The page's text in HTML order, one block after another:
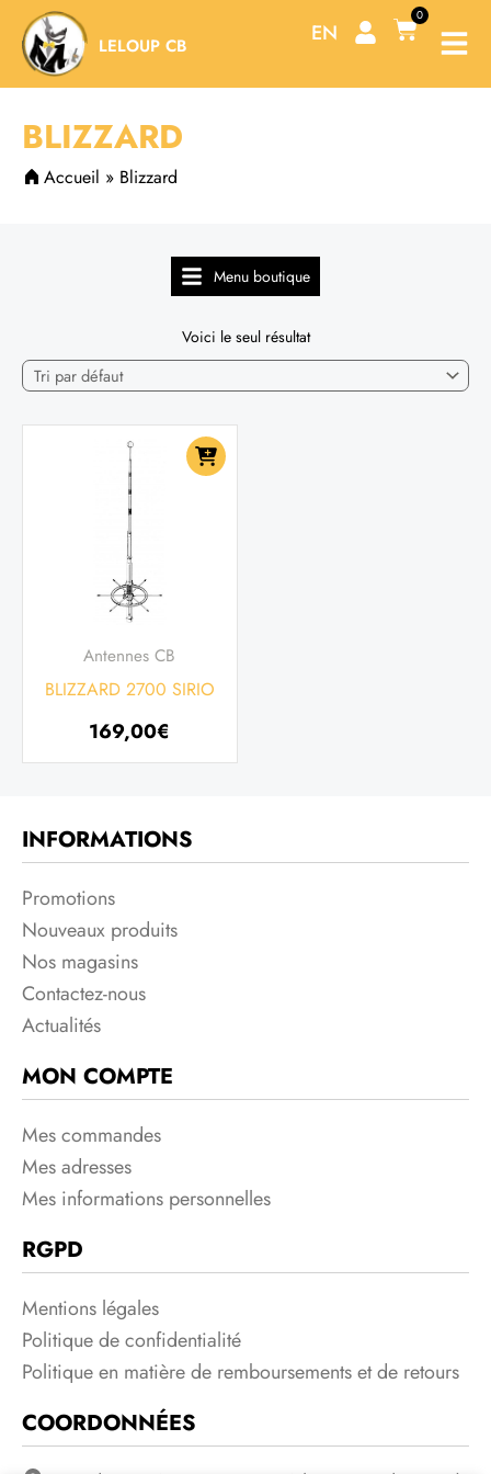
Aller
contenu
LELOUP CB EN
0
Panier
BLIZZARD
Accueil » Blizzard
Menu boutique
Voici le seul résultat
Antennes CB
BLIZZARD 2700 SIRIO
169,00€
INFORMATIONS
Promotions
Nouveaux produits
Nos magasins
Contactez-nous
Actualités
MON COMPTE
Mes commandes
Mes adresses
Mes informations personnelles
RGPD
Mentions légales
Politique de confidentialité
Politique en matière de remboursements et de retours
COORDONNÉES